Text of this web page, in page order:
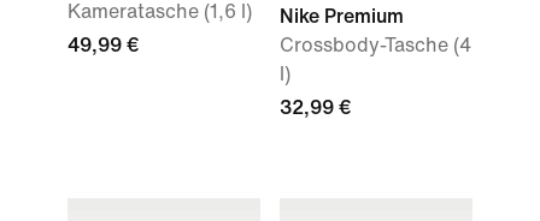
Kameratasche (1,6 l)
49,99 €
Nike Premium
Crossbody-Tasche (4
l)
32,99 €